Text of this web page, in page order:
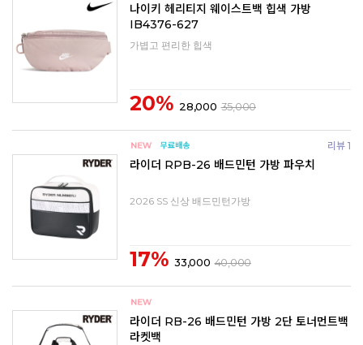
나이키 헤리티지 웨이스트백 힙색 가방
IB4376-627
가볍고 편리한 힙색
20% 28,000 35,000
리뷰 1
라이더 RPB-26 배드민턴 가방 파우치
2026 SS 신상 배드민턴가방
17% 33,000 40,000
라이더 RB-26 배드민턴 가방 2단 토너먼트백
라켓백